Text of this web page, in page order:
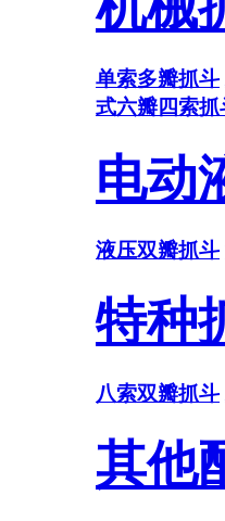
单索多瓣抓斗
式六瓣四索抓
电动
液压双瓣抓斗
特种
八索双瓣抓斗
其他